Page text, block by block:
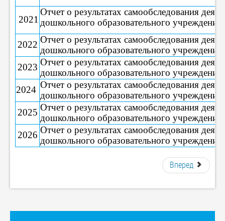
2021
Отчет о результатах самообследования
дошкольного образовательного
2022 Отчет о результатах самообследования
дошкольного образовательного
2023 Отчет о результатах самообследования
дошкольного образовательного
2024 Отчет о результатах самообследования
дошкольного образовательного
2025 Отчет о результатах самообследования
дошкольного образовательного
2026 Отчет о результатах самообследования
дошкольного образовательного
Вперед